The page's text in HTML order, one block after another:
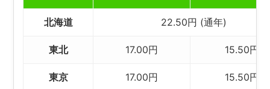
北海道 22.50円 (通年)
東北 17.00円 15.50円
東京 17.00円 15.50円